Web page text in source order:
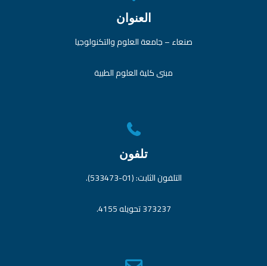
العنوان
صنعاء – جامعة العلوم والتكنولوجيا
مبنى كلية العلوم الطبية
تلفون
التلفون الثابت: (01-533473).
373237 تحويله 4155.